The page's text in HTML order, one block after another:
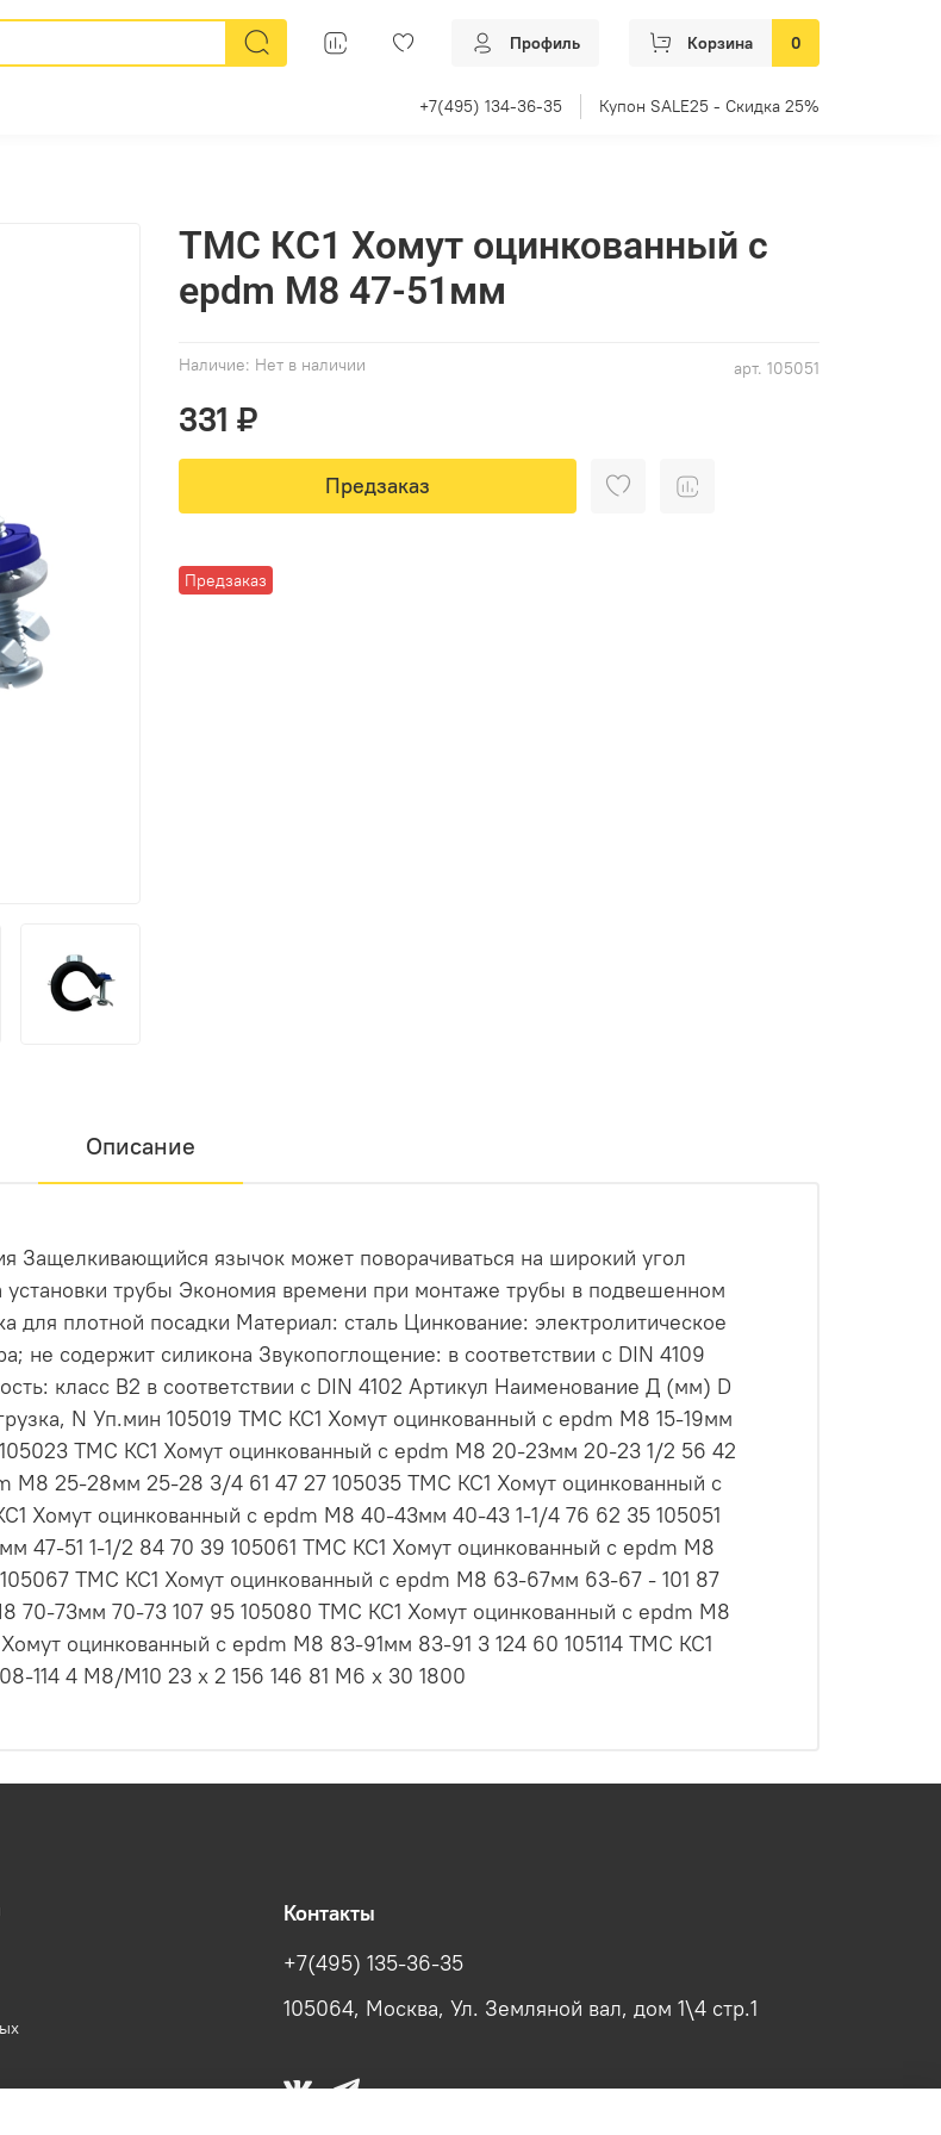
Профиль Корзина 0
+7(495) 134-36-35 Купон SALE25 - Скидка 25%
арт. 105051
Наличие: Нет в наличии
Предзаказ
ТМС КС1 Хомут оцинкованный с
epdm M8 47-51мм
331 ₽
Предзаказ
Описание
Защелкивающийся язычок может поворачиваться на широкий угол
трубы Экономия времени при монтаже трубы в подвешенном
для плотной посадки Материал: сталь Цинкование: электролитическое
не содержит силикона Звукопоглощение: в соответствии с DIN 4109
класс B2 в соответствии с DIN 4102 Артикул Наименование Д (мм) D
N Уп.мин 105019 ТМС КС1 Хомут оцинкованный с epdm M8 15-19мм
ТМС КС1 Хомут оцинкованный с epdm M8 20-23мм 20-23 1/2 56 42
M8 25-28мм 25-28 3/4 61 47 27 105035 ТМС КС1 Хомут оцинкованный с
Хомут оцинкованный с epdm M8 40-43мм 40-43 1-1/4 76 62 35 105051
47-51 1-1/2 84 70 39 105061 ТМС КС1 Хомут оцинкованный с epdm M8
ТМС КС1 Хомут оцинкованный с epdm M8 63-67мм 63-67 - 101 87
70-73мм 70-73 107 95 105080 ТМС КС1 Хомут оцинкованный с epdm M8
оцинкованный с epdm M8 83-91мм 83-91 3 124 60 105114 ТМС КС1
114 4 M8/М10 23 х 2 156 146 81 М6 х 30 1800
Контакты
+7(495) 135-36-35
105064, Москва, Ул. Земляной вал, дом 1\4 стр.1